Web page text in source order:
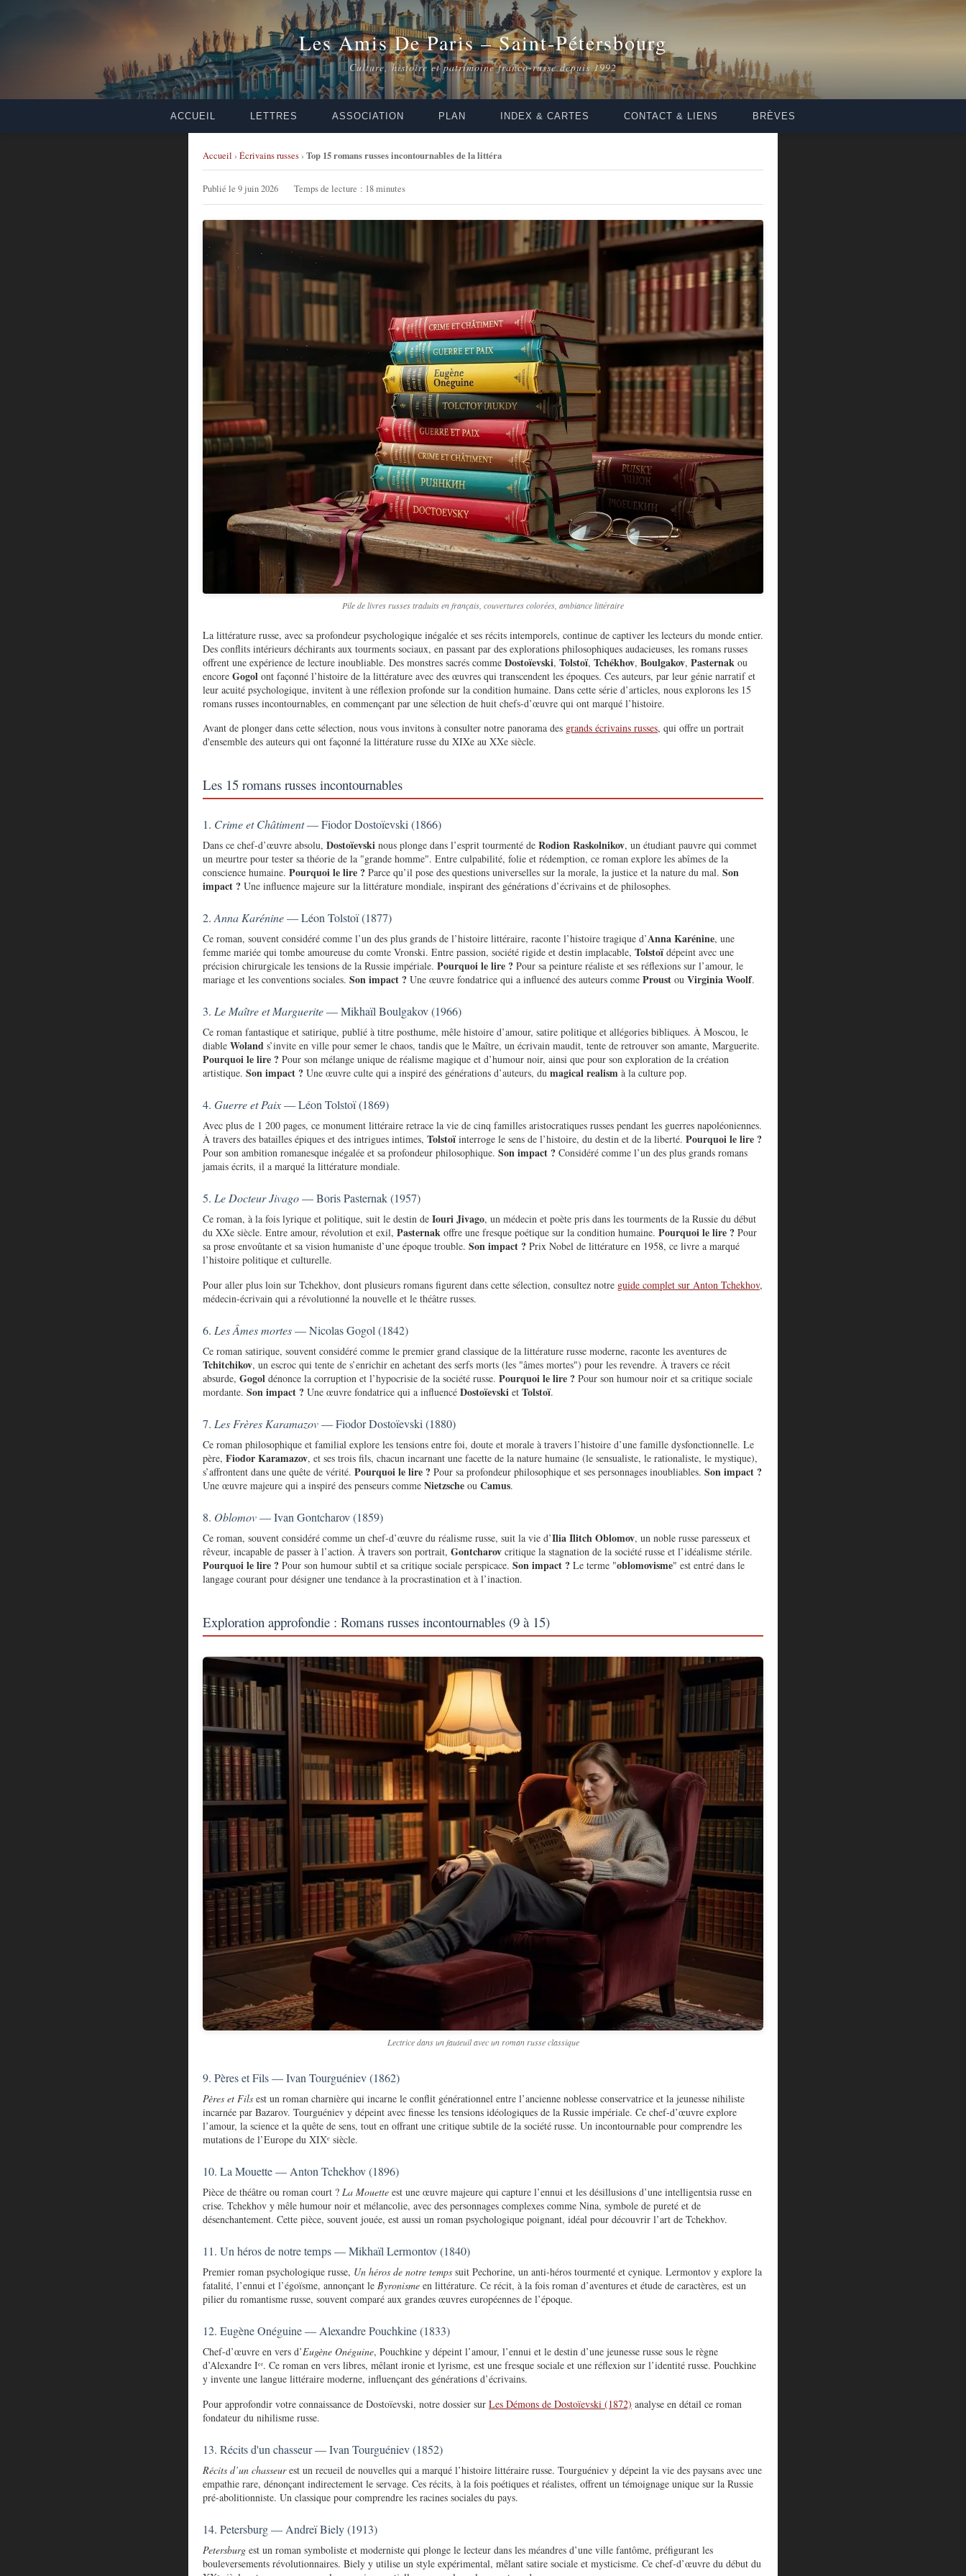
Les Amis De Paris – Saint-Pétersbourg
Culture, histoire et patrimoine franco-russe depuis 1992
ACCUEIL LETTRES ASSOCIATION PLAN INDEX & CARTES CONTACT & LIENS BRÈVES
Accueil › Écrivains russes› Top 15 romans russes incontournables de la littéra
Publié le 9 juin 2026 Temps de lecture : 18 minutes
Pile de livres russes traduits en français, couvertures colorées, ambiance littéraire
La littérature russe, avec sa profondeur psychologique inégalée et ses récits intemporels, continue de captiver les lecteurs du monde entier.
Des conflits intérieurs déchirants aux tourments sociaux, en passant par des explorations philosophiques audacieuses, les romans russes
offrent une expérience de lecture inoubliable. Des monstres sacrés comme Dostoïevski, Tolstoï, Tchékhov, Boulgakov, Pasternak ou
encore Gogol ont façonné l’histoire de la littérature avec des œuvres qui transcendent les époques. Ces auteurs, par leur génie narratif et
leur acuité psychologique, invitent à une réflexion profonde sur la condition humaine. Dans cette série d’articles, nous explorons les 15
romans russes incontournables, en commençant par une sélection de huit chefs-d’œuvre qui ont marqué l’histoire.
Avant de plonger dans cette sélection, nous vous invitons à consulter notre panorama des grands écrivains russes, qui offre un portrait
d'ensemble des auteurs qui ont façonné la littérature russe du XIXe au XXe siècle.
Les 15 romans russes incontournables
1. Crime et Châtiment— Fiodor Dostoïevski (1866)
Dans ce chef-d’œuvre absolu, Dostoïevski nous plonge dans l’esprit tourmenté de Rodion Raskolnikov, un étudiant pauvre qui commet
un meurtre pour tester sa théorie de la "grande homme". Entre culpabilité, folie et rédemption, ce roman explore les abîmes de la
conscience humaine. Pourquoi le lire ? Parce qu’il pose des questions universelles sur la morale, la justice et la nature du mal. Son
impact ? Une influence majeure sur la littérature mondiale, inspirant des générations d’écrivains et de philosophes.
2.Anna Karénine— Léon Tolstoï (1877)
Ce roman, souvent considéré comme l’un des plus grands de l’histoire littéraire, raconte l’histoire tragique d’Anna Karénine, une
femme mariée qui tombe amoureuse du comte Vronski. Entre passion, société rigide et destin implacable, Tolstoïdépeint avec une
précision chirurgicale les tensions de la Russie impériale. Pourquoi le lire ? Pour sa peinture réaliste et ses réflexions sur l’amour, le
mariage et les conventions sociales. Son impact ? Une œuvre fondatrice qui a influencé des auteurs comme Proust ou Virginia Woolf.
3. Le Maître et Marguerite— Mikhaïl Boulgakov (1966)
Ce roman fantastique et satirique, publié à titre posthume, mêle histoire d’amour, satire politique et allégories bibliques. À Moscou, le
diable Woland s’invite en ville pour semer le chaos, tandis que le Maître, un écrivain maudit, tente de retrouver son amante, Marguerite.
Pourquoi le lire ? Pour son mélange unique de réalisme magique et d’humour noir, ainsi que pour son exploration de la création
artistique. Son impact ? Une œuvre culte qui a inspiré des générations d’auteurs, du magical realism à la culture pop.
4. Guerre et Paix— Léon Tolstoï (1869)
Avec plus de 1 200 pages, ce monument littéraire retrace la vie de cinq familles aristocratiques russes pendant les guerres napoléoniennes.
À travers des batailles épiques et des intrigues intimes, Tolstoïinterroge le sens de l’histoire, du destin et de la liberté. Pourquoi le lire ?
Pour son ambition romanesque inégalée et sa profondeur philosophique. Son impact ? Considéré comme l’un des plus grands romans
jamais écrits, il a marqué la littérature mondiale.
5. Le Docteur Jivago— Boris Pasternak (1957)
Ce roman, à la fois lyrique et politique, suit le destin de Iouri Jivago, un médecin et poète pris dans les tourments de la Russie du début
du XXe siècle. Entre amour, révolution et exil, Pasternak offre une fresque poétique sur la condition humaine. Pourquoi le lire ? Pour
sa prose envoûtante et sa vision humaniste d’une époque trouble. Son impact ? Prix Nobel de littérature en 1958, ce livre a marqué
l’histoire politique et culturelle.
Pour aller plus loin sur Tchekhov, dont plusieurs romans figurent dans cette sélection, consultez notre guide complet sur Anton Tchekhov,
médecin-écrivain qui a révolutionné la nouvelle et le théâtre russes.
6. Les Âmes mortes— Nicolas Gogol (1842)
Ce roman satirique, souvent considéré comme le premier grand classique de la littérature russe moderne, raconte les aventures de
Tchitchikov, un escroc qui tente de s’enrichir en achetant des serfs morts (les "âmes mortes") pour les revendre. À travers ce récit
absurde, Gogol dénonce la corruption et l’hypocrisie de la société russe. Pourquoi le lire ? Pour son humour noir et sa critique sociale
mordante. Son impact ? Une œuvre fondatrice qui a influencé Dostoïevski et Tolstoï.
7. Les Frères Karamazov— Fiodor Dostoïevski (1880)
Ce roman philosophique et familial explore les tensions entre foi, doute et morale à travers l’histoire d’une famille dysfonctionnelle. Le
père, Fiodor Karamazov, et ses trois fils, chacun incarnant une facette de la nature humaine (le sensualiste, le rationaliste, le mystique),
s’affrontent dans une quête de vérité. Pourquoi le lire ? Pour sa profondeur philosophique et ses personnages inoubliables. Son impact ?
Une œuvre majeure qui a inspiré des penseurs comme Nietzsche ou Camus.
8. Oblomov— Ivan Gontcharov (1859)
Ce roman, souvent considéré comme un chef-d’œuvre du réalisme russe, suit la vie d’Ilia Ilitch Oblomov, un noble russe paresseux et
rêveur, incapable de passer à l’action. À travers son portrait, Gontcharov critique la stagnation de la société russe et l’idéalisme stérile.
Pourquoi le lire ? Pour son humour subtil et sa critique sociale perspicace. Son impact ? Le terme "oblomovisme" est entré dans le
langage courant pour désigner une tendance à la procrastination et à l’inaction.
Exploration approfondie : Romans russes incontournables (9 à 15)
Lectrice dans un fauteuil avec un roman russe classique
9. Pères et Fils — Ivan Tourguéniev (1862)
Pères et Fils est un roman charnière qui incarne le conflit générationnel entre l’ancienne noblesse conservatrice et la jeunesse nihiliste
incarnée par Bazarov. Tourguéniev y dépeint avec finesse les tensions idéologiques de la Russie impériale. Ce chef-d’œuvre explore
l’amour, la science et la quête de sens, tout en offrant une critique subtile de la société russe. Un incontournable pour comprendre les
mutations de l’Europe du XIXᵉ siècle.
10. La Mouette — Anton Tchekhov (1896)
Pièce de théâtre ou roman court ? La Mouette est une œuvre majeure qui capture l’ennui et les désillusions d’une intelligentsia russe en
crise. Tchekhov y mêle humour noir et mélancolie, avec des personnages complexes comme Nina, symbole de pureté et de
désenchantement. Cette pièce, souvent jouée, est aussi un roman psychologique poignant, idéal pour découvrir l’art de Tchekhov.
11. Un héros de notre temps — Mikhaïl Lermontov (1840)
Premier roman psychologique russe, Un héros de notre temps suit Pechorine, un anti-héros tourmenté et cynique. Lermontov y explore la
fatalité, l’ennui et l’égoïsme, annonçant le Byronisme en littérature. Ce récit, à la fois roman d’aventures et étude de caractères, est un
pilier du romantisme russe, souvent comparé aux grandes œuvres européennes de l’époque.
12. Eugène Onéguine — Alexandre Pouchkine (1833)
Chef-d’œuvre en vers d’Eugène Onéguine, Pouchkine y dépeint l’amour, l’ennui et le destin d’une jeunesse russe sous le règne
d’Alexandre Iᵉʳ. Ce roman en vers libres, mêlant ironie et lyrisme, est une fresque sociale et une réflexion sur l’identité russe. Pouchkine
y invente une langue littéraire moderne, influençant des générations d’écrivains.
Pour approfondir votre connaissance de Dostoïevski, notre dossier sur Les Démons de Dostoïevski (1872) analyse en détail ce roman
fondateur du nihilisme russe.
13. Récits d'un chasseur — Ivan Tourguéniev (1852)
Récits d’un chasseurest un recueil de nouvelles qui a marqué l’histoire littéraire russe. Tourguéniev y dépeint la vie des paysans avec une
empathie rare, dénonçant indirectement le servage. Ces récits, à la fois poétiques et réalistes, offrent un témoignage unique sur la Russie
pré-abolitionniste. Un classique pour comprendre les racines sociales du pays.
14. Petersburg — Andreï Biely (1913)
Petersburg est un roman symboliste et moderniste qui plonge le lecteur dans les méandres d’une ville fantôme, préfigurant les
bouleversements révolutionnaires. Biely y utilise un style expérimental, mêlant satire sociale et mysticisme. Ce chef-d’œuvre du début du